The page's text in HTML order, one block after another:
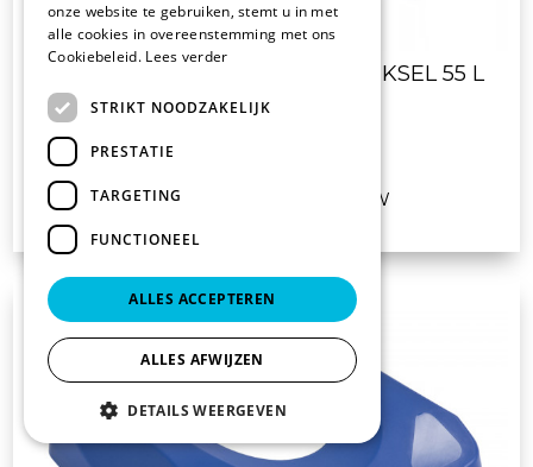
4700 AFVALBAK MET PUSHDEKSEL 55 L
BLAUW.
vanaf excl. BTW
onze website te gebruiken, stemt u in met
alle cookies in overeenstemming met ons
Cookiebeleid. Lees verder
STRIKT NOODZAKELIJK
PRESTATIE
TARGETING
FUNCTIONEEL
ALLES ACCEPTEREN
ALLES AFWIJZEN
DETAILS WEERGEVEN